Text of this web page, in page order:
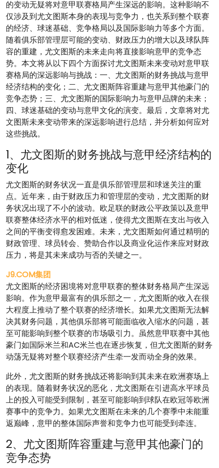
的变动无疑将对意甲联赛格局产生深远的影响。这种影响不
仅涉及到尤文图斯本身的表现与竞争力，也关系到整个联赛
的经济、球迷基础、竞争格局以及国际影响力等多个方面。
随着俱乐部管理层可能的变动、财政压力的增大以及球队阵
容的重建，尤文图斯的未来走向将直接影响意甲的竞争态
势。本文将从以下四个方面探讨尤文图斯未来变动对意甲联
赛格局的深远影响与挑战：一、尤文图斯的财务挑战与意甲
经济结构的变化；二、尤文图斯阵容重建与意甲其他豪门的
竞争态势；三、尤文图斯的国际影响力与意甲品牌的未来；
四、球迷基础的变动与意甲文化的演变。最后，文章将对尤
文图斯未来变动带来的深远影响进行总结，并分析如何应对
这些挑战。
1、尤文图斯的财务挑战与意甲经济结构的
变化
尤文图斯的财务状况一直是俱乐部管理层和球迷关注的重
点。近年来，由于财政压力和管理层的变动，尤文图斯的财
务状况出现了不小的波动。欧足联的财政公平政策以及意甲
联赛整体经济水平的相对低迷，使得尤文图斯在支出与收入
之间的平衡变得愈发困难。未来，尤文图斯如何通过精明的
财政管理、球员转会、赞助合作以及商业化运作来应对财政
压力，将是其未来成功与否的关键之一。
J9.COM集团
尤文图斯的经济困境将对意甲联赛的整体财务格局产生深远
影响。作为意甲最富有的俱乐部之一，尤文图斯的收入在很
大程度上推动了整个联赛的经济增长。如果尤文图斯无法解
决其财务问题，其他俱乐部将可能面临收入缩水的问题，甚
至可能影响到整个联赛的市场吸引力。虽然意甲联赛中其他
豪门如国际米兰和AC米兰也在逐步恢复，但尤文图斯的财务
动荡无疑将对整个联赛经济产生牵一发而动全身的效果。
此外，尤文图斯的财务挑战还将影响到其未来在欧洲赛场上
的表现。随着财务状况的恶化，尤文图斯在引进高水平球员
上的投入可能受到限制，甚至可能影响到球队在欧冠等欧洲
赛事中的竞争力。如果尤文图斯在未来的几个赛季中未能重
返巅峰，意甲的整体国际声誉和竞争力也可能受到牵连。
2、尤文图斯阵容重建与意甲其他豪门的
竞争态势